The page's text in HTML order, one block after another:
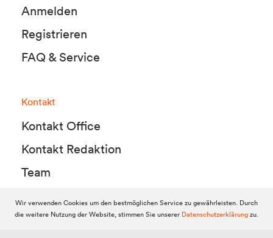
Anmelden
Registrieren
FAQ & Service
Kontakt
Kontakt Office
Kontakt Redaktion
Team
© 2010-2026 Dolomitenstadt.at
Wir verwenden Cookies um den bestmöglichen Service zu gewährleisten. Durch
die weitere Nutzung der Website, stimmen Sie unserer Datenschutzerklärungzu.